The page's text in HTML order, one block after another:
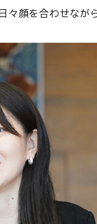
々顔を合わせなが